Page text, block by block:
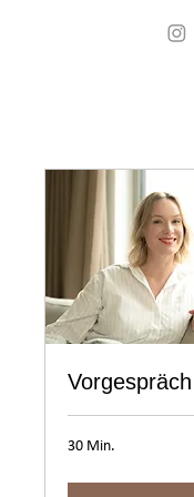
Vorgespräch
30 Min.